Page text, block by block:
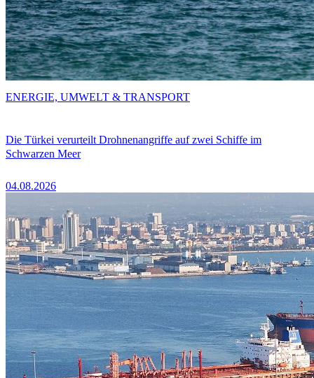
Die Türkei verurteilt Drohnenangriffe auf zwei Schiffe im
Schwarzen Meer
04.08.2026
ENERGIE, UMWELT & TRANSPORT